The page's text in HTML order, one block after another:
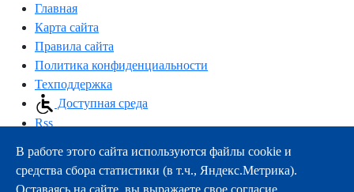
Главная
Карта сайта
Правила сайта
Политика конфиденциальности
Техподдержка
Доступная среда
Rss
163000, г.Архангельск, пр-т Троицкий, 51
тел.:+7 (8182) 21-11-63
В работе этого сайта используются файлы cookie и
средства сбора статистики (в т.ч., Яндекс.Метрика).
Оставаясь на сайте, вы выражаете свое согласие.